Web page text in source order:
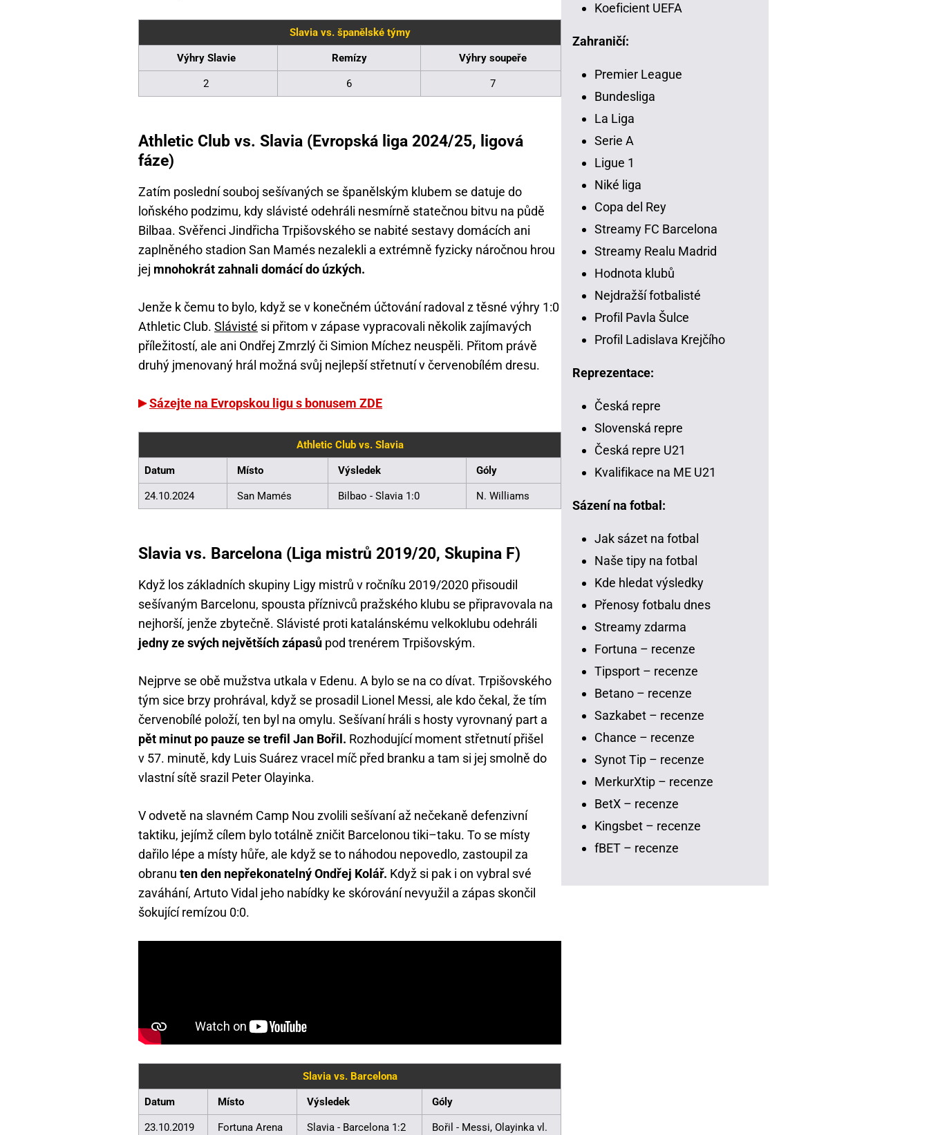
Slavia vs. španělské týmy
Výhry Slavie Remízy Výhry soupeře
2 6 7
Athletic Club vs. Slavia (Evropská liga 2024/25, ligová
fáze)
Zatím poslední souboj sešívaných se španělským klubem se datuje do
loňského podzimu, kdy slávisté odehráli nesmírně statečnou bitvu na půdě
Bilbaa. Svěřenci Jindřicha Trpišovského se nabité sestavy domácích ani
zaplněného stadion San Mamés nezalekli a extrémně fyzicky náročnou hrou
jej mnohokrát zahnali domácí do úzkých.
Jenže k čemu to bylo, když se v konečném účtování radoval z těsné výhry 1:0
Athletic Club. Slávisté si přitom v zápase vypracovali několik zajímavých
příležitostí, ale ani Ondřej Zmrzlý či Simion Míchez neuspěli. Přitom právě
druhý jmenovaný hrál možná svůj nejlepší střetnutí v červenobílém dresu.
Sázejte na Evropskou ligu s bonusem ZDE
Athletic Club vs. Slavia
Datum Místo Výsledek Góly
24.10.2024 San Mamés Bilbao - Slavia 1:0 N. Williams
Slavia vs. Barcelona (Liga mistrů 2019/20, Skupina F)
Když los základních skupiny Ligy mistrů v ročníku 2019/2020 přisoudil
sešívaným Barcelonu, spousta příznivců pražského klubu se připravovala na
nejhorší, jenže zbytečně. Slávisté proti katalánskému velkoklubu odehráli
jedny ze svých největších zápasů pod trenérem Trpišovským.
Nejprve se obě mužstva utkala v Edenu. A bylo se na co dívat. Trpišovského
tým sice brzy prohrával, když se prosadil Lionel Messi, ale kdo čekal, že tím
červenobílé položí, ten byl na omylu. Sešívaní hráli s hosty vyrovnaný part a
pět minut po pauze se trefil Jan Bořil. Rozhodující moment střetnutí přišel
v 57. minutě, kdy Luis Suárez vracel míč před branku a tam si jej smolně do
vlastní sítě srazil Peter Olayinka.
V odvetě na slavném Camp Nou zvolili sešívaní až nečekaně defenzivní
taktiku, jejímž cílem bylo totálně zničit Barcelonou tiki–taku. To se místy
dařilo lépe a místy hůře, ale když se to náhodou nepovedlo, zastoupil za
obranu ten den nepřekonatelný Ondřej Kolář. Když si pak i on vybral své
zaváhání, Artuto Vidal jeho nabídky ke skórování nevyužil a zápas skončil
šokující remízou 0:0.
Slavia vs. Barcelona
Datum Místo Výsledek Góly
23.10.2019 Fortuna Arena Slavia - Barcelona 1:2 Bořil - Messi, Olayinka vl.
Koeficient UEFA
Zahraničí:
Premier League
Bundesliga
La Liga
Serie A
Ligue 1
Niké liga
Copa del Rey
Streamy FC Barcelona
Streamy Realu Madrid
Hodnota klubů
Nejdražší fotbalisté
Profil Pavla Šulce
Profil Ladislava Krejčího
Reprezentace:
Česká repre
Slovenská repre
Česká repre U21
Kvalifikace na ME U21
Sázení na fotbal:
Jak sázet na fotbal
Naše tipy na fotbal
Kde hledat výsledky
Přenosy fotbalu dnes
Streamy zdarma
Fortuna – recenze
Tipsport – recenze
Betano – recenze
Sazkabet – recenze
Chance – recenze
Synot Tip – recenze
MerkurXtip – recenze
BetX – recenze
Kingsbet – recenze
fBET – recenze